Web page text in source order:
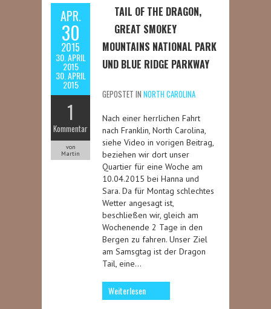
APR.
30
2015
30. APRIL
2015
30. APRIL
2015
1
Kommentar
von
Martin
TAIL OF THE DRAGON,
GREAT SMOKEY
MOUNTAINS NATIONAL PARK
UND BLUE RIDGE PARKWAY
GEPOSTET IN NORTH CAROLINA
Nach einer herrlichen Fahrt
nach Franklin, North Carolina,
siehe Video in vorigen Beitrag,
beziehen wir dort unser
Quartier für eine Woche am
10.04.2015 bei Hanna und
Sara. Da für Montag schlechtes
Wetter angesagt ist,
beschließen wir, gleich am
Wochenende 2 Tage in den
Bergen zu fahren. Unser Ziel
am Samsgtag ist der Dragon
Tail, eine…
Weiterlesen